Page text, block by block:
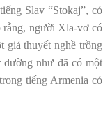
Slav “Stokaj”, có
rằng, người Xla-vơ có
giả thuyết nghề trồng
như đã có một
tiếng Armenia có